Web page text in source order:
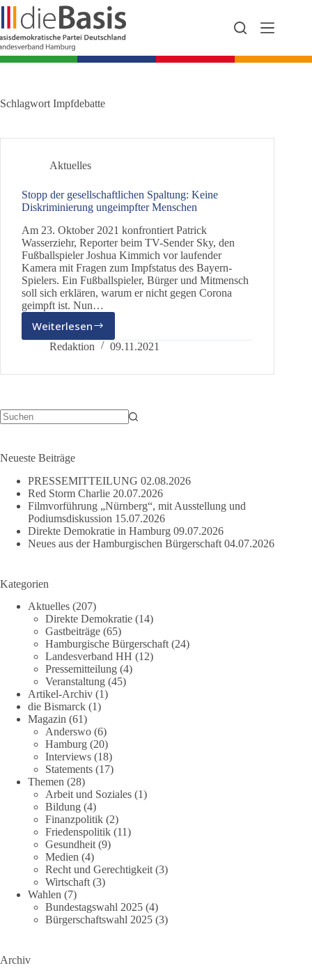
Zum
Inhalt
springen
Schlagwort Impfdebatte
Aktuelles
Stopp der gesellschaftlichen Spaltung: Keine
Diskriminierung ungeimpfter Menschen
Am 23. Oktober 2021 konfrontiert Patrick
Wasserziehr, Reporter beim TV-Sender Sky, den
Fußballspieler Joshua Kimmich vor laufender
Kamera mit Fragen zum Impfstatus des Bayern-
Spielers. Ein Fußballspieler, Bürger und Mitmensch
soll sich erklären, warum er nicht gegen Corona
geimpft ist. Nun…
Weiterlesen
Stopp
der
Spaltung:
ungeimpfter
Redaktion 09.11.2021
Neueste Beiträge
PRESSEMITTEILUNG 02.08.2026
Red Storm Charlie 20.07.2026
Filmvorführung „Nürnberg“, mit Ausstellung und
Podiumsdiskussion 15.07.2026
Direkte Demokratie in Hamburg 09.07.2026
Neues aus der Hamburgischen Bürgerschaft 04.07.2026
Kategorien
Aktuelles (207)
Direkte Demokratie (14)
Gastbeiträge (65)
Hamburgische Bürgerschaft (24)
Landesverband HH (12)
Pressemitteilung (4)
Veranstaltung (45)
Artikel-Archiv (1)
die Bismarck (1)
Magazin (61)
Anderswo (6)
Hamburg (20)
Interviews (18)
Statements (17)
Themen (28)
Arbeit und Soziales (1)
Bildung (4)
Finanzpolitik (2)
Friedenspolitik (11)
Gesundheit (9)
Medien (4)
Recht und Gerechtigkeit (3)
Wirtschaft (3)
Wahlen (7)
Bundestagswahl 2025 (4)
Bürgerschaftswahl 2025 (3)
Archiv